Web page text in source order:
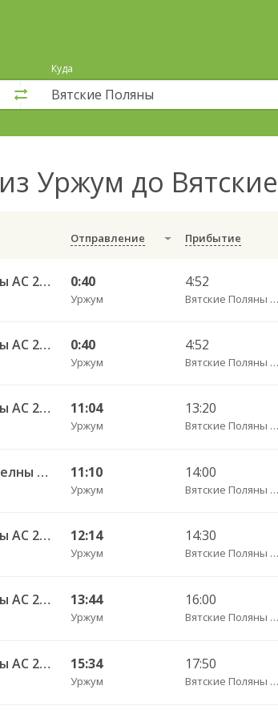
Куда
из Уржум до
Отправление Прибытие
Киров г. АВ — Вятские Поляны АС 230 0:40
Уржум
4:52
Вятские Поляны АС
Киров г. АВ — Вятские Поляны АС 230 0:40
Уржум
4:52
Вятские Поляны АС
Киров г. АВ — Вятские Поляны АС 230 11:04
Уржум
13:20
Вятские Поляны АС
Киров г. АВ — Набережные Челны АВ 702 11:10
Уржум
14:00
Вятские Поляны АС
Киров г. АВ — Вятские Поляны АС 230 12:14
Уржум
14:30
Вятские Поляны АС
Киров г. АВ — Вятские Поляны АС 230 13:44
Уржум
16:00
Вятские Поляны АС
Киров г. АВ — Вятские Поляны АС 230 15:34
Уржум
17:50
Вятские Поляны АС